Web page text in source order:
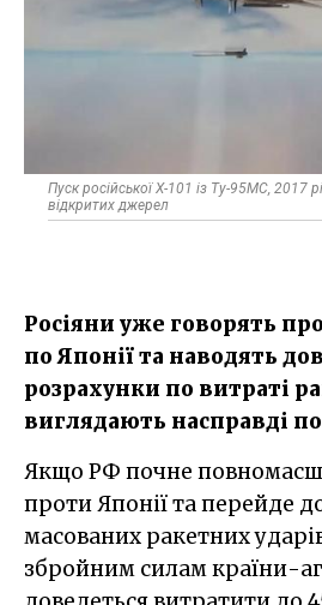
Пуск російської Х-101 із Ту-95МС, 2017
відкритих джерел
Росіяни уже говорять
по Японії та наводять
розрахунки по витраті
виглядають насправді
Якщо РФ почне повномасштабну війну
проти Японії та перейде
масованих ракетних
збройним силам країни-